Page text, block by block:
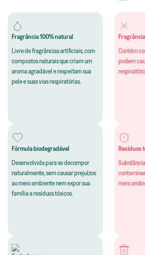
Fragrância 100% natural
Livre de fragrâncias artificiais, com
compostos naturais que criam um
aroma agradável e respeitam sua
pele e suas vias respiratórias.
Fórmula biodegradável
Desenvolvida para se decompor
naturalmente, sem causar prejuízos
ao meio ambiente nem expor sua
família a resíduos tóxicos.
Contém
podem
Resíduos
meio